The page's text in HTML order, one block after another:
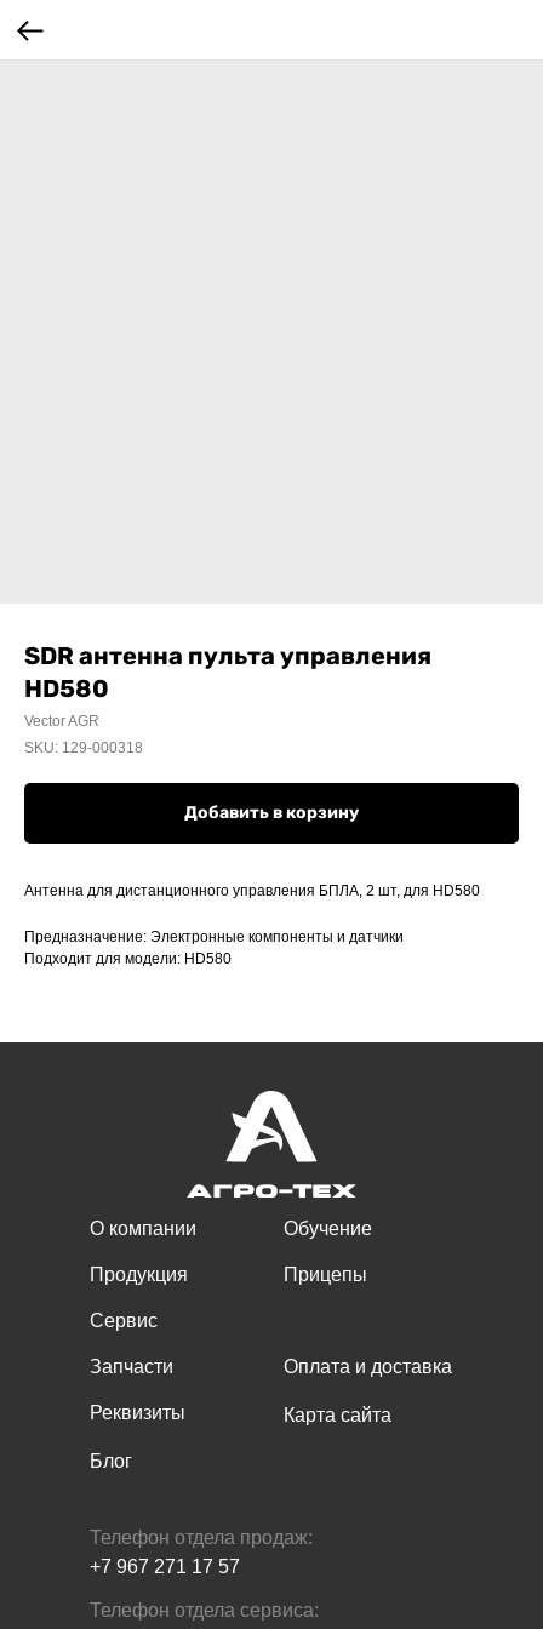
SDR антенна пульта управления
HD580
Vector AGR
SKU: 129-000318
Добавить в корзину
Антенна для дистанционного управления БПЛА, 2 шт, для HD580
Предназначение: Электронные компоненты и датчики
Подходит для модели: HD580
О компании
Продукция
Сервис
Реквизиты
Блог
Запчасти
Обучение
Прицепы
Оплата и доставка
Карта сайта
Телефон отдела сервиса:
Телефон отдела продаж:
+7 967 271 17 57